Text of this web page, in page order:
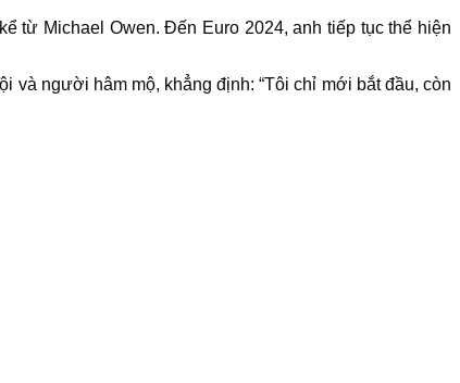
từ Michael Owen. Đến Euro 2024, anh tiếp tục thể hiện
và người hâm mộ, khẳng định: “Tôi chỉ mới bắt đầu, còn